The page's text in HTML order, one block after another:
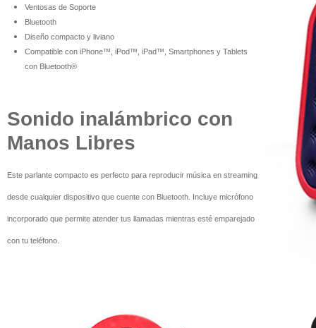
Ventosas de Soporte
Bluetooth
Diseño compacto y liviano
Compatible con iPhone™, iPod™, iPad™, Smartphones y Tablets
con Bluetooth®
Sonido inalámbrico con
Manos Libres
Este parlante compacto es perfecto para reproducir música en streaming
desde cualquier dispositivo que cuente con Bluetooth. Incluye micrófono
incorporado que permite atender tus llamadas mientras esté emparejado
con tu teléfono.